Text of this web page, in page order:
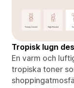
Tropisk lugn
En varm och
tropiska toner